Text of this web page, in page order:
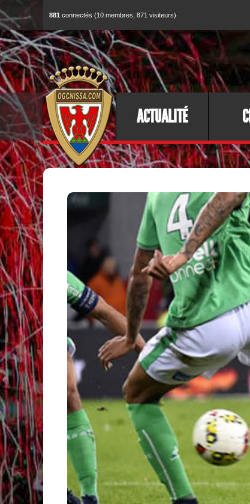
881 connectés (10 membres, 871 visiteurs)
ACTUALITÉ